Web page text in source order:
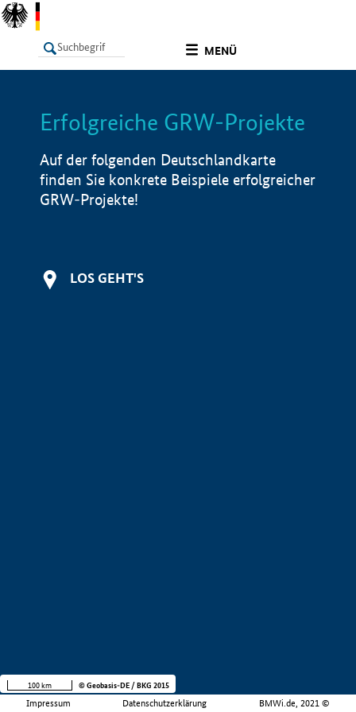
MENÜ
LISTE Info
Erfolgreiche GRW-Projekte
Auf der folgenden Deutschlandkarte
finden Sie konkrete Beispiele erfolgreicher
GRW-Projekte!
LOS GEHT'S
Impressum Datenschutzerklärung BMWi.de, 2021 ©
100 km © Geobasis-DE / BKG 2015